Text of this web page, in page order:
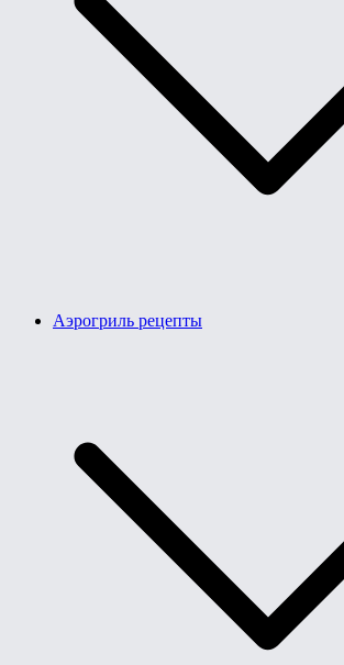
Аэрогриль рецепты